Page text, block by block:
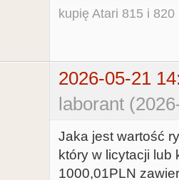
kupię Atari 815 i 820
2026-05-21
laborant
Jaka jest wartość
który w licytacji lub
1000,01PLN